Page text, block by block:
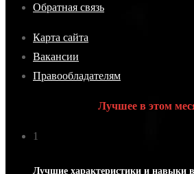
Обратная связь
Карта сайта
Вакансии
Правообладателям
Лучшее в этом
1
Лучшие характеристики и навыки